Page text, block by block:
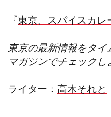
『 東京、スパイスカレ
東京の最新情報をタイ
マガジンでチェックし
ライター： 高木それと